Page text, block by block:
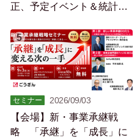
正、予定イベント＆統計情
5
セミナー 2026/09/03
【会場】新・事業承継戦
略 「承継」を「成長」に